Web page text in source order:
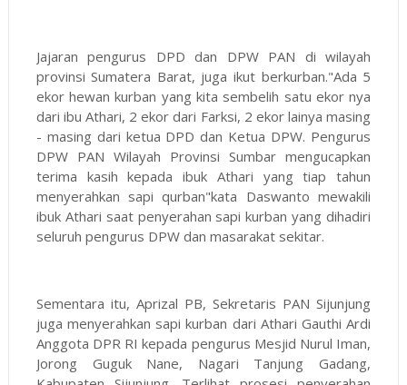
Jajaran pengurus DPD dan DPW PAN di wilayah
provinsi Sumatera Barat, juga ikut berkurban."Ada 5
ekor hewan kurban yang kita sembelih satu ekor nya
dari ibu Athari, 2 ekor dari Farksi, 2 ekor lainya masing
- masing dari ketua DPD dan Ketua DPW. Pengurus
DPW PAN Wilayah Provinsi Sumbar mengucapkan
terima kasih kepada ibuk Athari yang tiap tahun
menyerahkan sapi qurban"kata Daswanto mewakili
ibuk Athari saat penyerahan sapi kurban yang dihadiri
seluruh pengurus DPW dan masarakat sekitar.
Sementara itu, Aprizal PB, Sekretaris PAN Sijunjung
juga menyerahkan sapi kurban dari Athari Gauthi Ardi
Anggota DPR RI kepada pengurus Mesjid Nurul Iman,
Jorong Guguk Nane, Nagari Tanjung Gadang,